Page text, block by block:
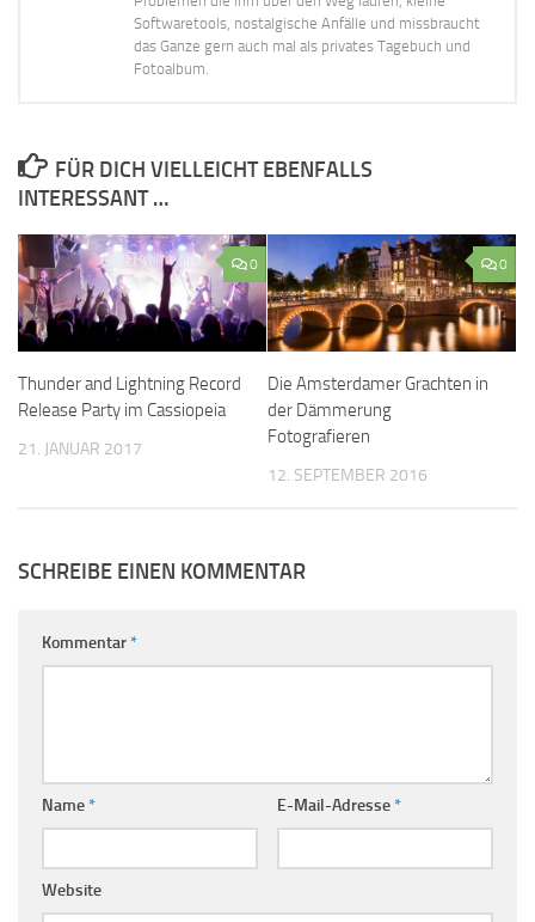
Softwaretools, nostalgische Anfälle und missbraucht
das Ganze gern auch mal als privates Tagebuch und
Fotoalbum.
FÜR DICH VIELLEICHT EBENFALLS
INTERESSANT …
0
Thunder and Lightning Record
Release Party im Cassiopeia
21. JANUAR 2017
0
Die Amsterdamer Grachten in
der Dämmerung
Fotografieren
12. SEPTEMBER 2016
SCHREIBE EINEN KOMMENTAR
Kommentar*
Name* E-Mail-Adresse*
Website